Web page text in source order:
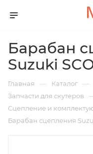
Барабан
Suzuki
Главная — Каталог —
Запчасти для скутеров
Сцепление и
Барабан сцепления